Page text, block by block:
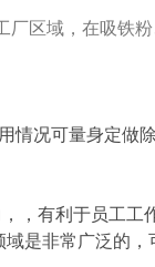
厂区域，在吸铁
情况可量身定做
，有利于员工工
是非常广泛的，